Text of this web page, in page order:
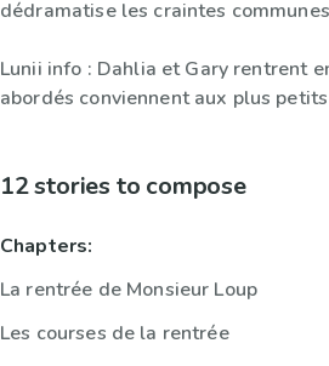
dédramatise les craintes
Lunii info : Dahlia et Gary rentrent
abordés conviennent aux plus
12 stories to compose
Chapters:
La rentrée de Monsieur Loup
Les courses de la rentrée